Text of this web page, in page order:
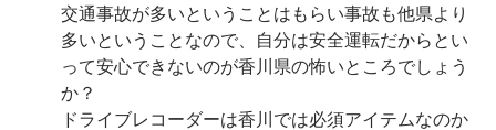
交通事故が多いということはもらい事故も他県より
多いということなので、自分は安全運転だからとい
って安心できないのが香川県の怖いところでしょう
か？
ドライブレコーダーは香川では必須アイテムなのか